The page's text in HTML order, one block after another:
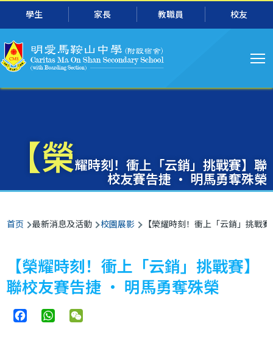
跳转到主要内容
學生 家長 教職員 校友
导
航
【榮耀時刻！衝上「云銷」挑戰賽】聯
校友賽告捷 ‧ 明馬勇奪殊榮
面
包
屑
首页 最新消息及活動 校園展影 【榮耀時刻！衝上「云銷」挑戰
【榮耀時刻！衝上「云銷」挑戰賽】
聯校友賽告捷 ‧ 明馬勇奪殊榮
FacebookWhatsApp